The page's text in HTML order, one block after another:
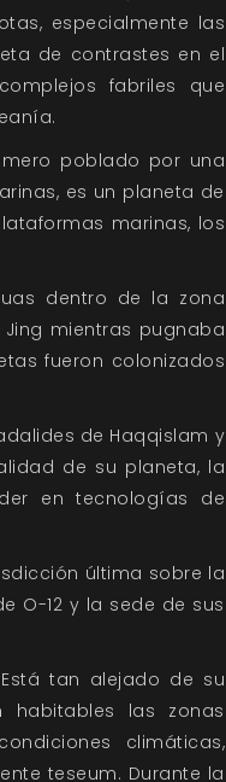
especialmente las
de contrastes en el
fabriles que
poblado por una
es un planeta de
marinas, los
dentro de la zona
mientras pugnaba
fueron colonizados
de Haqqislam y
de su planeta, la
en tecnologías de
última sobre la
O-12 y la sede de sus
tan alejado de su
las zonas
climáticas,
teseum. Durante la